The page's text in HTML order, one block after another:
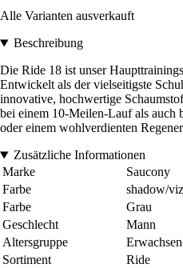
Alle Varianten ausverkauft
Beschreibung
Die Ride 18 ist unser
Entwickelt als der vielseitigste
innovative, hochwertige
bei einem 10-Meilen-Lauf als auch
oder einem wohlverdienten
Zusätzliche Informationen
Marke
Saucony
Farbe
shadow/
Farbe
Grau
Geschlecht
Mann
Altersgruppe
Sortiment
Ride